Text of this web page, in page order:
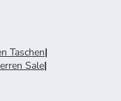
Taschen|
Sale|